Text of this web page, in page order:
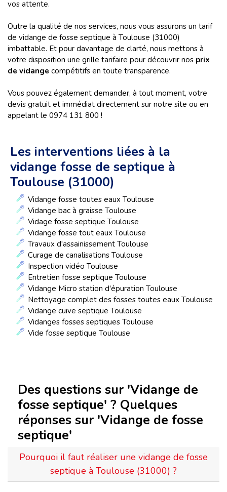
vos attente.
Outre la qualité de nos services, nous vous assurons un tarif
de vidange de fosse septique à Toulouse (31000)
imbattable. Et pour davantage de clarté, nous mettons à
votre disposition une grille tarifaire pour découvrir nos prix
de vidange compétitifs en toute transparence.
Vous pouvez également demander, à tout moment, votre
devis gratuit et immédiat directement sur notre site ou en
appelant le 0974 131 800 !
Les interventions liées à la
vidange fosse de septique à
Toulouse (31000)
Vidange fosse toutes eaux Toulouse
Vidange bac à graisse Toulouse
Vidage fosse septique Toulouse
Vidange fosse tout eaux Toulouse
Travaux d'assainissement Toulouse
Curage de canalisations Toulouse
Inspection vidéo Toulouse
Entretien fosse septique Toulouse
Vidange Micro station d'épuration Toulouse
Nettoyage complet des fosses toutes eaux Toulouse
Vidange cuive septique Toulouse
Vidanges fosses septiques Toulouse
Vide fosse septique Toulouse
Des questions sur 'Vidange de
fosse septique' ? Quelques
réponses sur 'Vidange de fosse
septique'
Pourquoi il faut réaliser une vidange de fosse
septique à Toulouse (31000) ?